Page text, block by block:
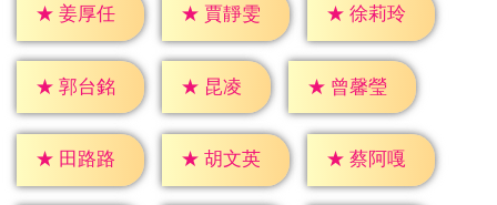
★ 姜厚任 ★ 賈靜雯 ★ 徐莉玲
★ 郭台銘 ★ 昆凌 ★ 曾馨瑩
★ 田路路 ★ 胡文英 ★ 蔡阿嘎